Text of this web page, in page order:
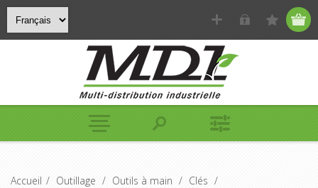
Accueil / Outillage / Outils à main / Clés /